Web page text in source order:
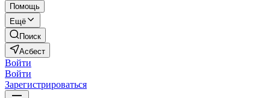
Помощь
Ещё
Поиск
Асбест
Войти
Войти
Зарегистрироваться